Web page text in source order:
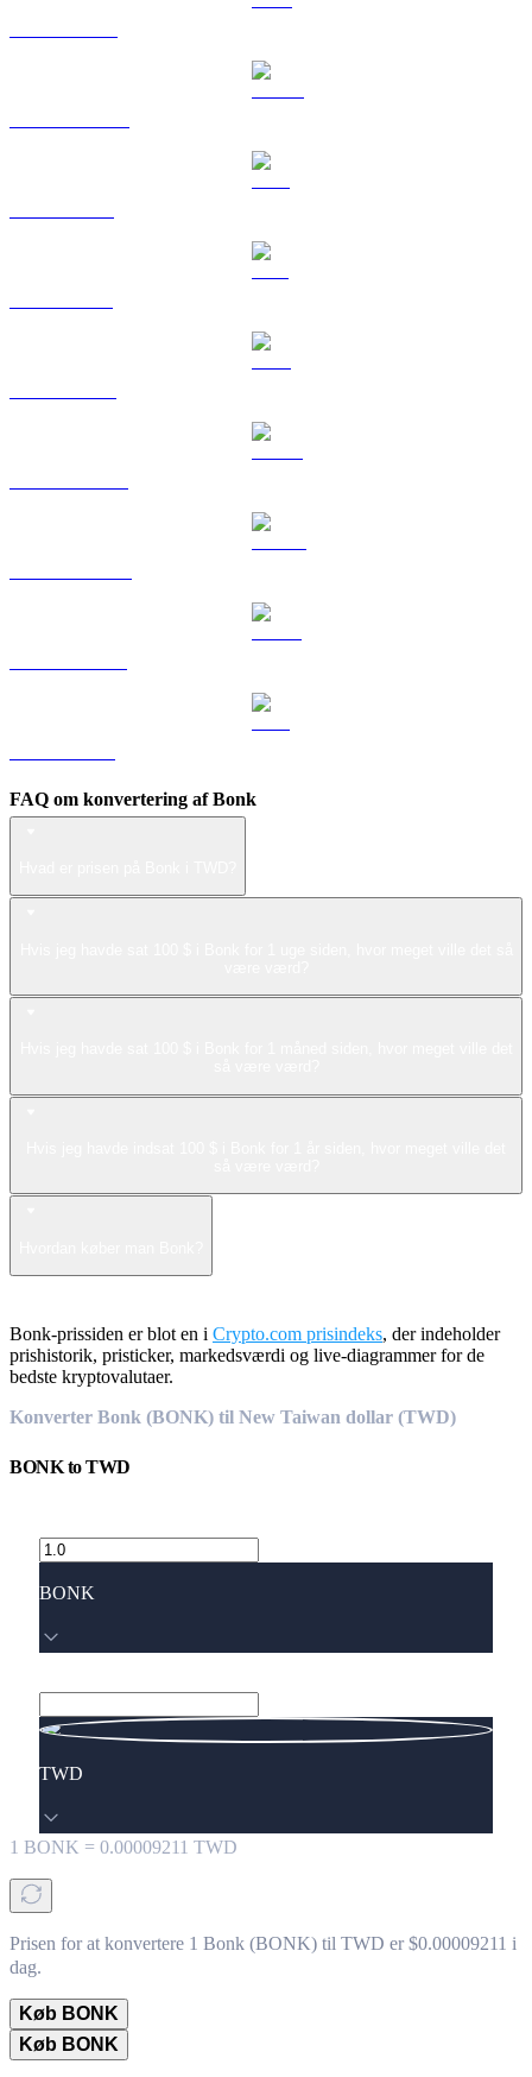
FAQ om konvertering af Bonk
Bonk-prissiden er blot en i Crypto.com prisindeks, der indeholder
prishistorik, pristicker, markedsværdi og live-diagrammer for de
bedste kryptovalutaer.
Konverter Bonk (BONK) til New Taiwan dollar (TWD)
BONKtoTWD
BONK
TWD
1 BONK = 0.00009211 TWD
Prisen for at konvertere 1 Bonk (BONK) til TWD er $0.00009211 i
dag.
Køb BONK
Køb BONK